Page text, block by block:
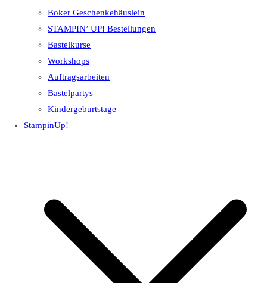
Boker Geschenkehäuslein
STAMPIN’ UP! Bestellungen
Bastelkurse
Workshops
Auftragsarbeiten
Bastelpartys
Kindergeburtstage
StampinUp!